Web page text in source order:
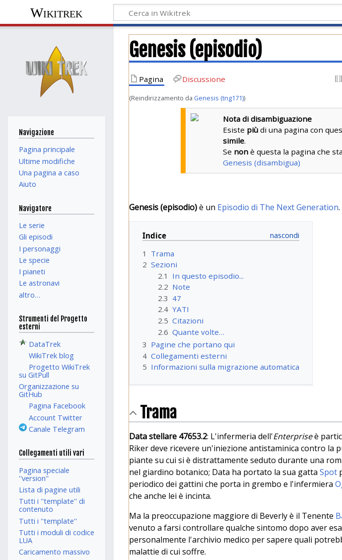
Wikitrek
Genesis (episodio)
Pagina Discussione
(Reindirizzamento da Genesis (tng171))
Nota di disambiguazione
Esiste piùdi una pagina con
simile.
Se nonè questa la pagina che
Genesis (disambigua)
Genesis (episodio)è un Episodio di The Next Generation.
Indice
1
Trama
2 Sezioni
2.1
In questo episodio...
2.2 Note
2.3 47
2.4 YATI
2.5 Citazioni
2.6 Quante volte…
3 Pagine che portano qui
4 Collegamenti esterni
5 Informazioni sulla migrazione automatica
Trama
Data stellare 47653.2: L'infermeria dell'Enterpriseè
Riker deve ricevere un'iniezione antistaminica contro la
piante su cui si è distrattamente seduto durante una
nel giardino botanico; Data ha portato la sua gattaSpot
periodico dei gattini che porta in grembo e l'infermiera
che anche lei è incinta.
Ma la preoccupazione maggiore di Beverly è il Tenente
venuto a farsi controllare qualche sintomo dopo aver
personalmente l'archivio medico per sapere quali
malattie di cui soffre.
Navigazione
Pagina principale
Ultime modifiche
Una pagina a caso
Aiuto
Navigatore
Le serie
Gli episodi
I personaggi
Le specie
I pianeti
Le astronavi
altro…
Strumenti del Progetto
esterni
DataTrek
WikiTrek blog
Progetto WikiTrek
su GitPull
Organizzazione su
GitHub
Pagina Facebook
Account Twitter
Canale Telegram
Collegamenti utili vari
Pagina speciale
''version''
Lista di pagine utili
Tutti i ''template'' di
contenuto
Tutti i ''template''
Tutti i moduli di codice
LUA
Caricamento massivo